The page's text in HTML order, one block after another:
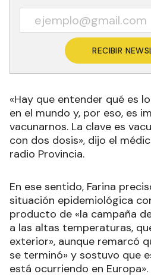
RECIBIR
«Hay que entender qué es
en el mundo y, por eso, es
vacunarnos. La clave es
con dos dosis», dijo el
radio Provincia.
En ese sentido, Farina
situación epidemiológica
producto de «la campaña
a las altas temperaturas,
exterior», aunque remarcó
se terminó» y sostuvo que
está ocurriendo en Europa».